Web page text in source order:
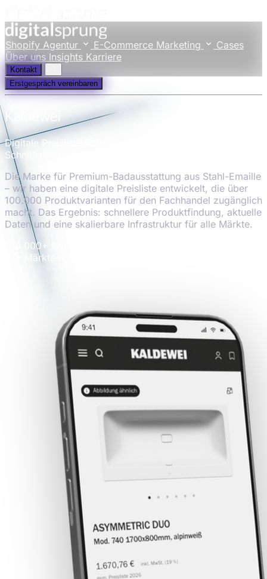
Shopify Agentur E-Commerce Marketing
Cases
Über uns Insights Karriere
Kontakt
Erstgespräch vereinbaren
Kaldewei
Digitale Preisliste
Schnittstellenentwicklung
Die Marke für Premium-Badausstattung aus Stahl-Emaille
– wir haben eine digitale Preisliste entwickelt, die über
100.000 Produktvarianten für den Fachhandel zugänglich
macht. Das Ergebnis: schnellere Produktfindung, aktuelle
Daten und eine skalierbare Infrastruktur für alle Märkte.
100.000+
Märkte mit individuellem Portfolio